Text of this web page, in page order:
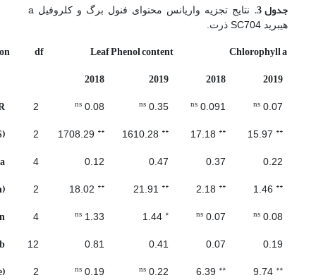
جدول 3.
نتایج تجزیه واریانس محتوای فنول برگ و کلروفیل a
هیبرید SC704 ذرت.
Chlorophyll a
Leaf Phenol content
df
2019
2018
2019
2018
ns 0.07
ns 0.091
ns 0.35
ns 0.08
2
**
**
**
**
2
0.22
0.37
0.47
0.12
4
**
**
**
**
2
ns 0.08
ns 0.07
*
ns 1.33
4
0.19
0.07
0.41
0.81
12
**
**
ns 0.22
ns 0.19
2